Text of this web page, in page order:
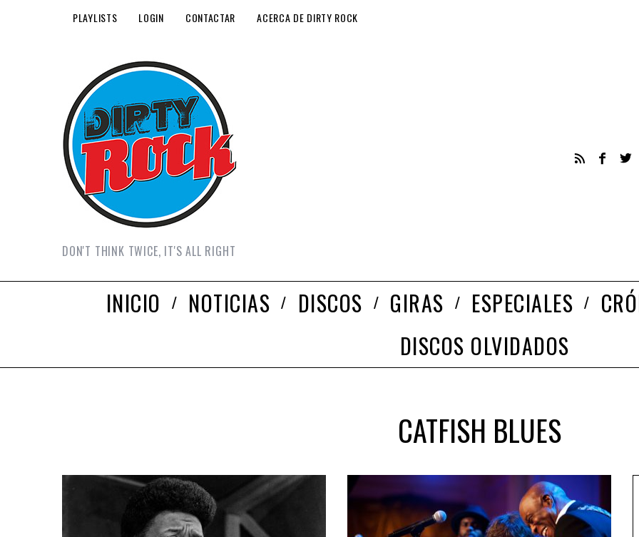
PLAYLISTS LOGIN CONTACTAR ACERCA DE DIRTY ROCK
DON'T THINK TWICE, IT'S ALL RIGHT
INICIO NOTICIAS DISCOS GIRAS ESPECIALES
DISCOS OLVIDADOS
CATFISH BLUES